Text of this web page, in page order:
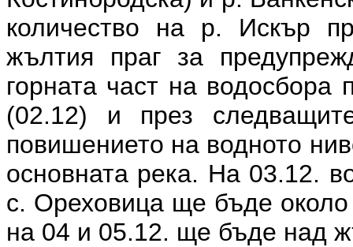
количество на р. Искър
жълтия праг за
горната част на
(02.12) и през
повишението на водното
основната река. На 03.12.
с. Ореховица ще бъде
на 04 и 05.12. ще бъде над